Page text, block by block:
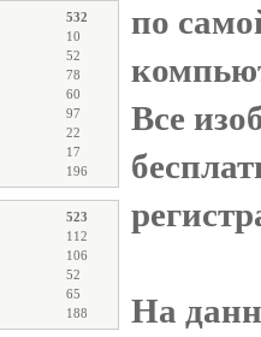
532
10
52
78
60
97
22
17
196
523
112
106
52
65
188
по
Все
На